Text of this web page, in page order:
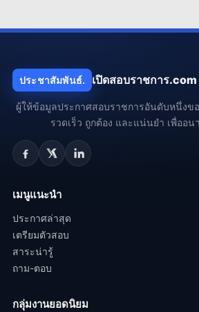
ประชาสัมพันธ์. เปิดสอบราชการ.com
ผู้ให้ข้อมูลประกาศสอบราชการอันดับหนึ่งข
รวดเร็ว ถูกต้อง และแน่นยำ เพื่ออ
เมนูแนะนำ
ประกาศล่าสุด
เตรียมตัวสอบ
สาระน่ารู้
ถาม-ตอบ
กลุ่มงานยอดนิยม